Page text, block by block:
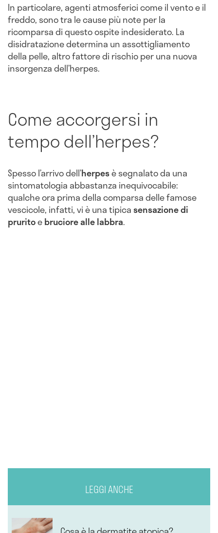
In particolare, agenti atmosferici come il vento e il
freddo, sono tra le cause più note per la
ricomparsa di questo ospite indesiderato. La
disidratazione determina un assottigliamento
della pelle, altro fattore di rischio per una nuova
insorgenza dell’herpes.
Come accorgersi in
tempo dell’herpes?
Spesso l’arrivo dell’herpesè segnalato da una
sintomatologia abbastanza inequivocabile:
qualche ora prima della comparsa delle famose
vescicole, infatti, vi è una tipicasensazione di
pruritoebruciore alle labbra.
LEGGI ANCHE